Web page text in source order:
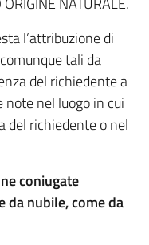
l’attribuzione di
tali da
del richiedente a
nel luogo in cui
del richiedente o nel
coniugate
da nubile, come da